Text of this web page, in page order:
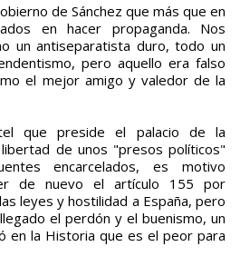
de Sánchez que más que en
en hacer propaganda. Nos
un antiseparatista duro, todo un
pero aquello era falso
el mejor amigo y valedor de la
que preside el palacio de la
de unos "presos políticos"
encarcelados, es motivo
de nuevo el artículo 155 por
leyes y hostilidad a España, pero
el perdón y el buenismo, un
en la Historia que es el peor para